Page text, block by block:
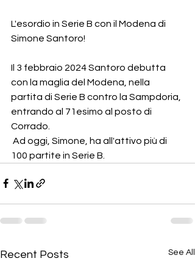
L'esordio in Serie B con il Modena di
Simone Santoro!
Il 3 febbraio 2024 Santoro debutta
con la maglia del Modena, nella
partita di Serie B contro la Sampdoria,
entrando al 71esimo al posto di
Corrado.
100 partite in Serie B.
Recent Posts See All